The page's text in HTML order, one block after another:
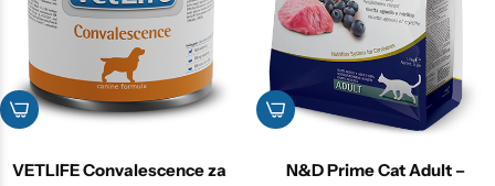
VETLIFE Convalescence za
N&D Prime Cat Adult –